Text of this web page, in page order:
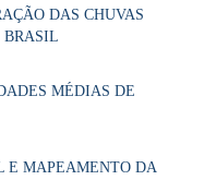
DAS CHUVAS
BRASIL
MÉDIAS DE
E MAPEAMENTO DA